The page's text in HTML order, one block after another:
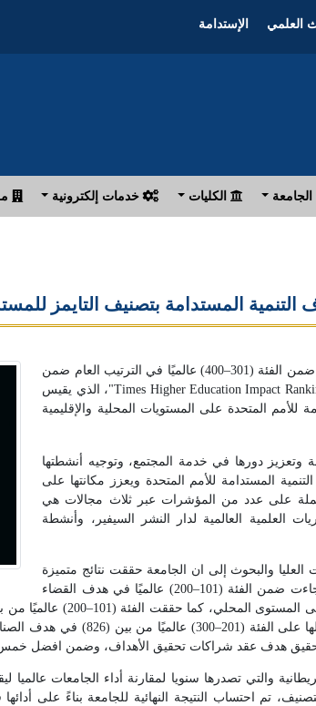
العلمي الإستدامة
الجامعة الكليات خدمات إلكترونية
المستدامة بتصنيف التايمز
أعلن الدكتور ناصر الجيزاوي رئيس جامعة بنها أن الجامعة قد تم إدراجها ضمن الفئة (301–400) عالميًا في الترتيب العام ضمن
(1603) جامعة تم تصنيفها لعام 2026 بتصنيف التايمز للاستدامة "Times Higher Education Impact Rankings 2026"، الذي يقيس
المتحدة على المستويات المحلية والإقليمية
وتعزيز دورها في خدمة المجتمع، وتوجيه أنشطتها
المستدامة للأمم المتحدة ويعزز مكانتها على
على عدد من المؤشرات عبر ثلاث مجالات هي
العلمية العالمية لدار النشر السيفير، وأنشطة
والبحوث إلى ان الجامعة حققت نتائج متميزة
في عدد من أهداف التنمية المستدامة التي استند إليها التصنيف، حيث جاءت ضمن الفئة (101–200) عالميًا في هدف القضاء
ومن بين أفضل خمس جامعات على المستوى
والتي تصدرها سنويا لمقارنة أداء الجامعات
تم احتساب النتيجة النهائية للجامعة بناءً على